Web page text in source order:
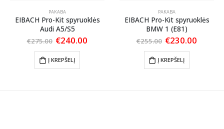
PAKABA
EIBACH Pro-Kit spyruoklės
Audi A5/S5
€275.00 Original
was:
€275.00.
€240.00
Į KREPŠELĮ
PAKABA
EIBACH Pro-Kit spyruoklės
BMW 1 (E81)
€255.00 Original
was:
€255.00.
€230.00
Į KREPŠELĮ